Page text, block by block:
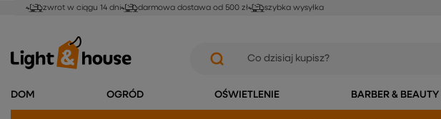
zwrot w ciągu 14 dni darmowa dostawa od 500 zł szybka wysyłka
DOM OGRÓD OŚWIETLENIE BARBER & BEAUTY